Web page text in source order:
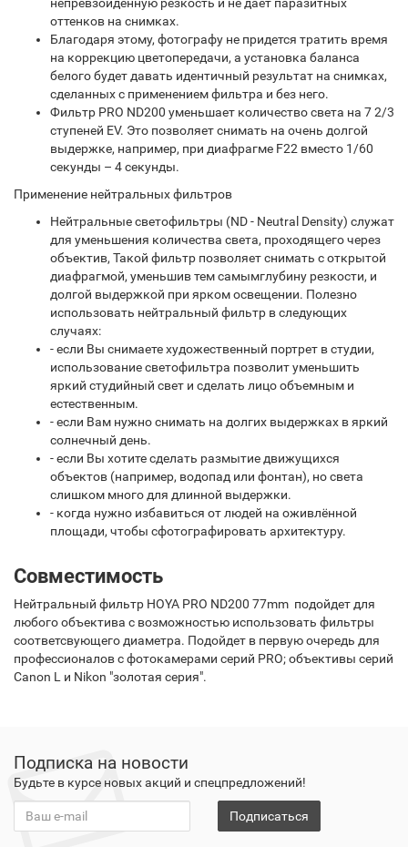
оттенков на снимках.
Благодаря этому, фотографу не придется тратить время
на коррекцию цветопередачи, а установка баланса
белого будет давать идентичный результат на снимках,
сделанных с применением фильтра и без него.
Фильтр PRO ND200 уменьшает количество света на 7 2/3
ступеней EV. Это позволяет снимать на очень долгой
выдержке, например, при диафрагме F22 вместо 1/60
секунды – 4 секунды.
Применение нейтральных фильтров
Нейтральные светофильтры (ND - Neutral Density) служат
для уменьшения количества света, проходящего через
объектив, Такой фильтр позволяет снимать с открытой
диафрагмой, уменьшив тем самымглубину резкости, и
долгой выдержкой при ярком освещении. Полезно
использовать нейтральный фильтр в следующих
случаях:
- если Вы снимаете художественный портрет в студии,
использование светофильтра позволит уменьшить
яркий студийный свет и сделать лицо объемным и
естественным.
- если Вам нужно снимать на долгих выдержках в яркий
солнечный день.
- если Вы хотите сделать размытие движущихся
объектов (например, водопад или фонтан), но света
слишком много для длинной выдержки.
- когда нужно избавиться от людей на оживлённой
площади, чтобы сфотографировать архитектуру.
Совместимость
Нейтральный фильтр HOYA PRO ND200 77mm подойдет для
любого объектива с возможностью использовать фильтры
соответсвующего диаметра. Подойдет в первую очередь для
профессионалов с фотокамерами серий PRO; объективы серий
Canon L и Nikon "золотая серия".
Подписка на новости
Будьте в курсе новых акций и спецпредложений!
Подписаться